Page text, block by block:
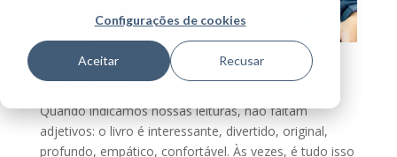
Configurações de cookies
Aceitar Recusar
"Se você precisa deste livro, ele é pra você."
Carmen Maria Machado
Quando indicamos nossas leituras, não faltam
adjetivos: o livro é interessante, divertido, original,
profundo, empático, confortável. Às vezes, é tudo isso